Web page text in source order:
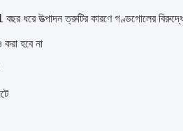
বছর ধরে উত্পাদন ত্রুটির কারণে গণ্ডগোলের
করা হবে না